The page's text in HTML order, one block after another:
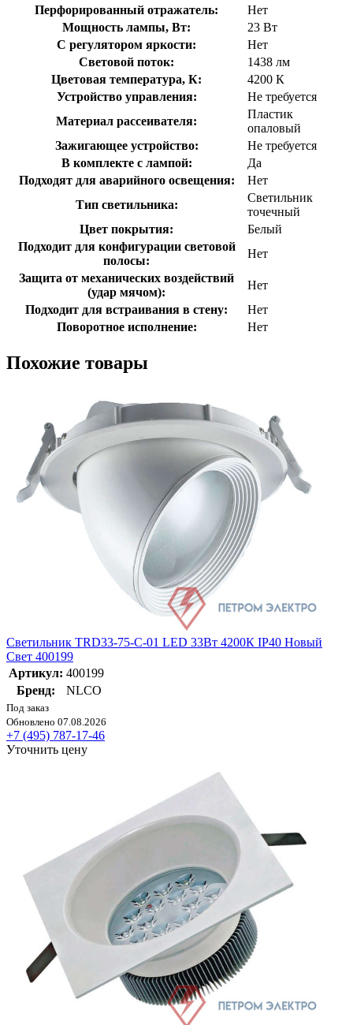
Перфорированный отражатель:
Нет
Мощность лампы, Вт:
23 Вт
С регулятором яркости:
Нет
Световой поток:
1438 лм
Цветовая температура, К:
4200 К
Устройство управления:
Не требуется
Материал рассеивателя:
Пластик
опаловый
Зажигающее устройство:
Не требуется
В комплекте с лампой:
Да
Подходят для аварийного освещения:
Нет
Тип светильника:
Светильник
точечный
Цвет покрытия:
Белый
Подходит для конфигурации световой
полосы:
Нет
Защита от механических воздействий
(удар мячом):
Нет
Подходит для встраивания в стену:
Нет
Поворотное исполнение:
Нет
Похожие товары
Светильник TRD33-75-C-01 LED 33Вт 4200К IP40 Новый
Свет 400199
Артикул: 400199
Бренд:
NLCO
Под заказ
Обновлено 07.08.2026
+7 (495) 787-17-46
Уточнить цену